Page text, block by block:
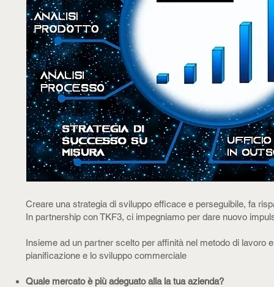
Creare una strategia di sviluppo efficace e perseguibile, fa
In partnership con TKF3, ci impegniamo per dare nuovo
Insieme ad un partner scelto per affinità nel metodo di
pianificazione e lo sviluppo commerciale
Quale mercato è più adeguato alla la tua azienda?